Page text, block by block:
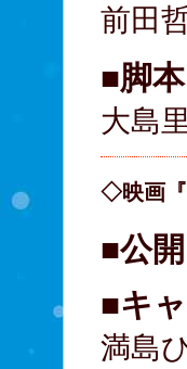
前田
■脚本
大島
◇映画『
■公
■キ
満島